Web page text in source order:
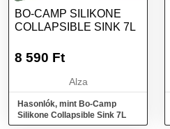
BO-CAMP SILIKONE
COLLAPSIBLE SINK 7L
8 590 Ft
Alza
Hasonlók, mint Bo-Camp
Silikone Collapsible Sink 7L